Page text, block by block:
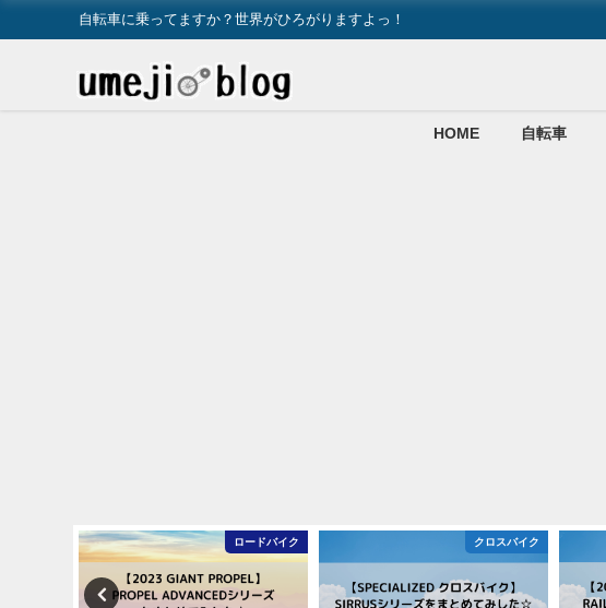
自転車に乗ってますか？世界がひろがりますよっ！
HOME 自転車
ロードバイク クロスバイク